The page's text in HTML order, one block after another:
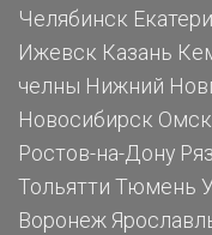
Челябинск
Ижевск Казань
челны Нижний
Новосибирск Омск
Ростов-на-Дону
Тольятти Тюмень
Воронеж